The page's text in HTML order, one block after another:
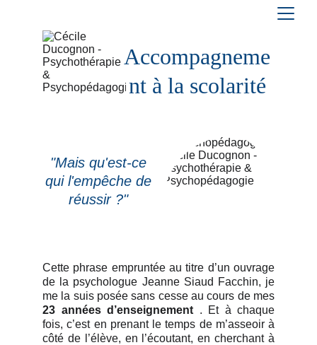
Accompagneme
nt à la scolarité
"Mais qu'est-ce
qui l'empêche de
réussir ?"
Cette phrase empruntée au titre d’un ouvrage
de la psychologue Jeanne Siaud Facchin, je
me la suis posée sans cesse au cours de mes
23 années d’enseignement . Et à chaque
fois, c’est en prenant le temps de m’asseoir à
côté de l’élève, en l’écoutant, en cherchant à